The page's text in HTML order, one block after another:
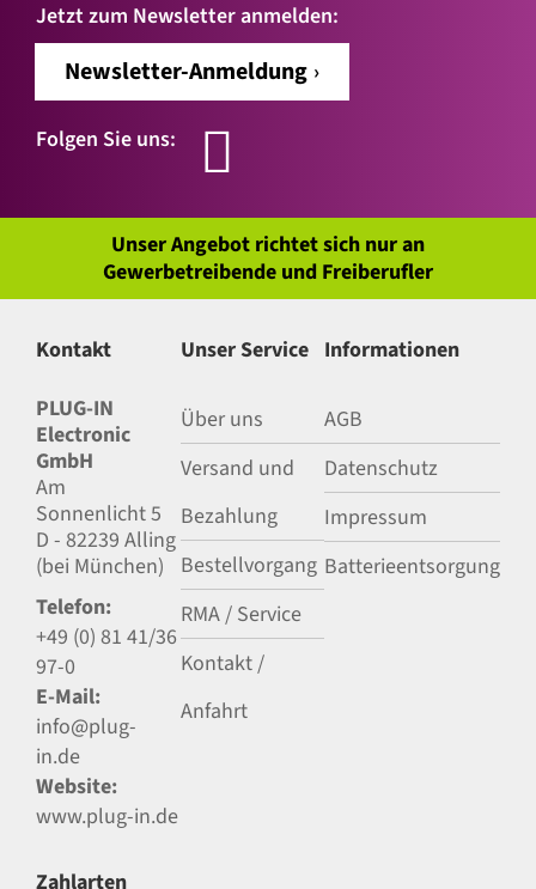
Jetzt zum Newsletter anmelden:
Newsletter-Anmeldung
Folgen Sie uns:
Unser Angebot richtet sich nur an
Gewerbetreibende und Freiberufler
Kontakt
PLUG-IN
Electronic
GmbH
Am
Sonnenlicht 5
D - 82239 Alling
(bei München)
Telefon:
+49 (0) 81 41/36
97-0
E-Mail:
info@plug-
in.de
Website:
www.plug-in.de
Unser Service
Über uns
Versand und
Bezahlung
Bestellvorgang
RMA / Service
Kontakt /
Anfahrt
Informationen
AGB
Datenschutz
Impressum
Batterieentsorgung
Zahlarten